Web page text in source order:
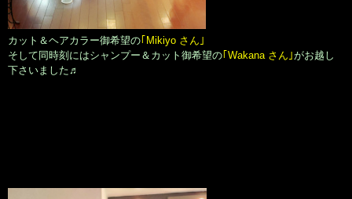
カット＆ヘアカラー御希望の｢Mikiyo さん｣
そして同時刻にはシャンプー＆カット御希望の｢Wakana さん｣がお越し
下さいました♬